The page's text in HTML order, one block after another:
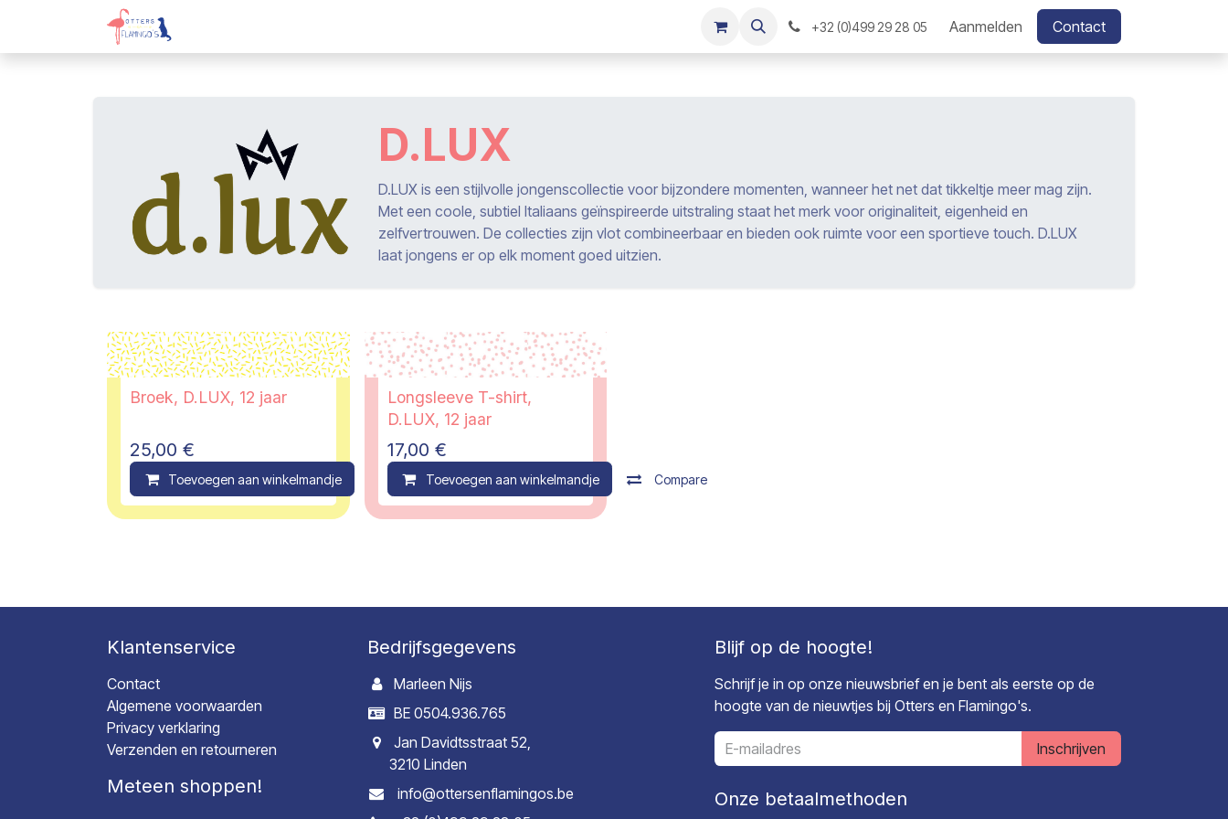
Overslaan naar inhoud
+32 (0)499 29 28 05 Aanmelden Contact
D.LUX
D.LUX is een stijlvolle jongenscollectie voor bijzondere momenten, wanneer het net dat tikkeltje meer mag zijn.
Met een coole, subtiel Italiaans geïnspireerde uitstraling staat het merk voor originaliteit, eigenheid en
zelfvertrouwen. De collecties zijn vlot combineerbaar en bieden ook ruimte voor een sportieve touch. D.LUX
laat jongens er op elk moment goed uitzien.
Broek, D.LUX, 12 jaar
25,00 €
Toevoegen aan winkelmandje Compare
Longsleeve T-shirt,
D.LUX, 12 jaar
17,00 €
Toevoegen aan winkelmandje Compare
Klantenservice
Contact
Algemene voorwaarden
Privacy verklaring
Verzenden en retourneren
Meteen shoppen!
Bedrijfsgegevens
Marleen Nijs
BE 0504.936.765
Jan Davidtsstraat 52,
3210 Linden
info@ottersenflamingos.be
Blijf op de hoogte!
Schrijf je in op onze nieuwsbrief en je bent als eerste op de
hoogte van de nieuwtjes bij Otters en Flamingo's.
Inschrijven
Onze betaalmethoden